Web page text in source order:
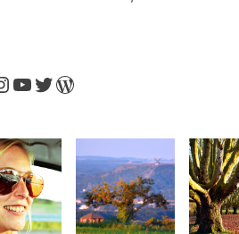
YouTube
Twitter
WordPress